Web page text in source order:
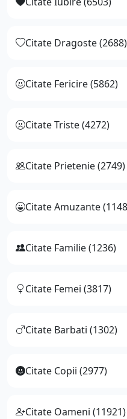
Citate Dragoste (2688)
Citate Fericire (5862)
Citate Triste (4272)
Citate Prietenie (2749)
Citate Amuzante
Citate Familie (1236)
Citate Femei (3817)
Citate Barbati (1302)
Citate Copii (2977)
Citate Oameni (11921)